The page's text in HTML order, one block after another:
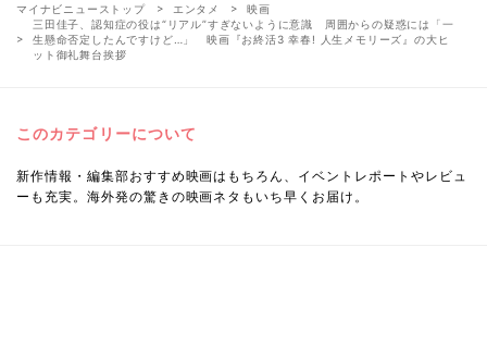
マイナビニューストップ エンタメ
映画
三田佳子、認知症の役は“リアル”すぎないように意識 周囲からの疑惑には「一
生懸命否定したんですけど…」 映画『お終活3 幸春! 人生メモリーズ』の大ヒ
ット御礼舞台挨拶
このカテゴリーについて
新作情報・編集部おすすめ映画はもちろん、イベントレポートやレビュ
ーも充実。海外発の驚きの映画ネタもいち早くお届け。